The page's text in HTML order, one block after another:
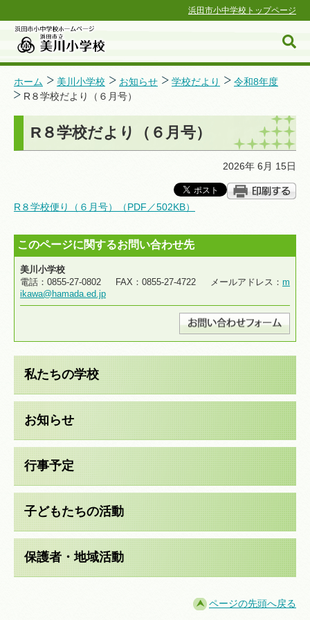
浜田市小中学校トップページ
浜田市小中学校ホームページ
ホーム 美川小学校 お知らせ 学校だより
令和8年度
R８学校だより（６月号）
R８学校だより（６月号）
2026年 6月 15日
R８学校便り（６月号）（PDF／502KB）
このページに関するお問い合わせ先
美川小学校
電話：0855-27-0802 FAX：0855-27-4722 メールアドレス： m
ikawa@hamada.ed.jp
私たちの学校
お知らせ
行事予定
子どもたちの活動
保護者・地域活動
ページの先頭へ戻る